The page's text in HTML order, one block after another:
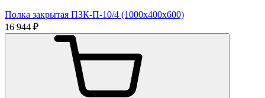
Полка закрытая ПЗК-П-10/4 (1000х400х600)
16 944 ₽